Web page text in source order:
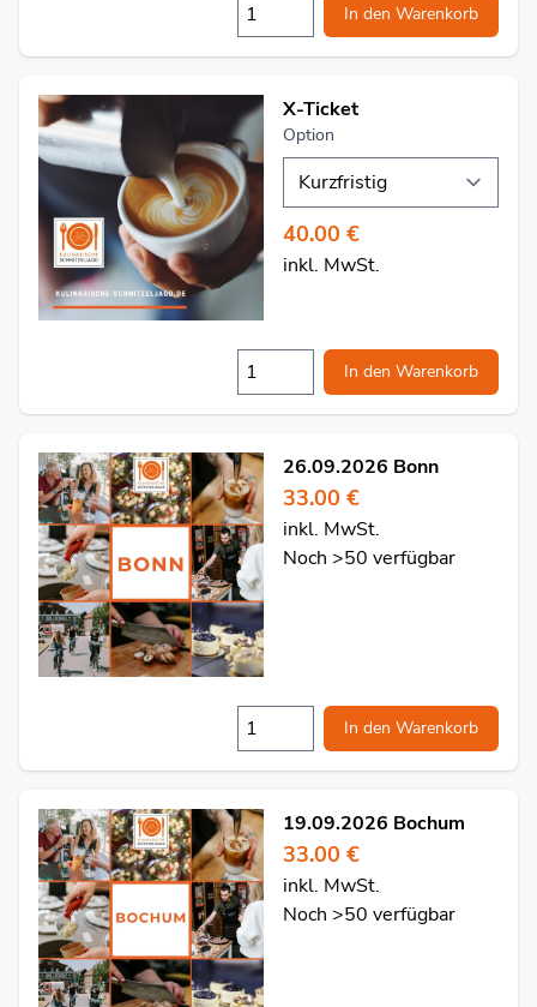
In den Warenkorb
X-Ticket
Option
40.00 €
inkl. MwSt.
In den Warenkorb
26.09.2026 Bonn
33.00 €
inkl. MwSt.
Noch >50 verfügbar
In den Warenkorb
19.09.2026 Bochum
33.00 €
inkl. MwSt.
Noch >50 verfügbar